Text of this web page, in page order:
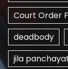
Court Order
deadbody
jila